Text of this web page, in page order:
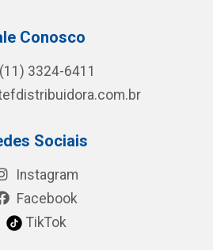
Conosco
(11) 3324-6411
Sociais
Instagram
Facebook
TikTok